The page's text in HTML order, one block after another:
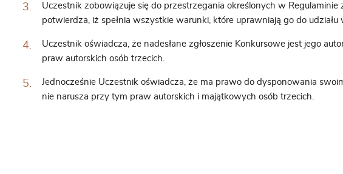
Uczestnik zobowiązuje się do przestrzegania określonych w Regulaminie
potwierdza, iż spełnia wszystkie warunki, które uprawniają go do udziału
Uczestnik oświadcza, że nadesłane zgłoszenie Konkursowe jest jego
praw autorskich osób trzecich.
Jednocześnie Uczestnik oświadcza, że ma prawo do dysponowania
nie narusza przy tym praw autorskich i majątkowych osób trzecich.